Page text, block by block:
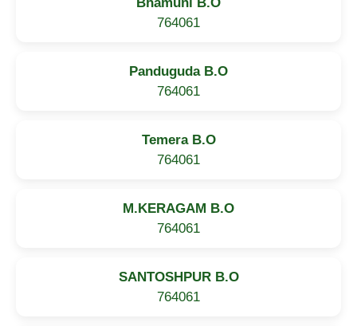
764061
Panduguda B.O
764061
Temera B.O
764061
M.KERAGAM B.O
764061
SANTOSHPUR B.O
764061